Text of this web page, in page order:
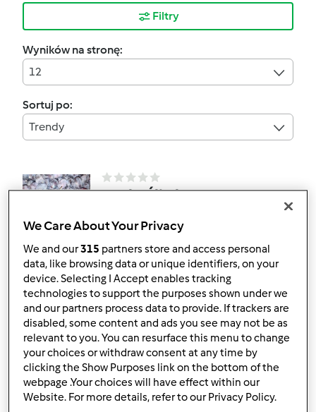
Filtry
Wyników na stronę:
12
Sortuj po:
Trendy
CzekoŚliwka
0 1 Łatwy 100 1h 0min
4.8(16)
Zupa ogórkowa
przezGość
9 11 Łatwy 4 35min
We Care About Your Privacy
We and our315 partners store and access personal
data, like browsing data or unique identifiers, on your
device. Selecting I Accept enables tracking
technologies to support the purposes shown under we
and our partners process data to provide. If trackers are
disabled, some content and ads you see may not be as
relevant to you. You can resurface this menu to change
your choices or withdraw consent at any time by
clicking the Show Purposes link on the bottom of the
webpage .Your choices will have effect within our
Website. For more details, refer to our Privacy Policy.